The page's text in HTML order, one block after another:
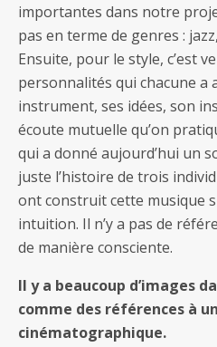
importantes dans notre
pas en terme de genres :
Ensuite, pour le style, c’est
personnalités qui chacune a
instrument, ses idées, son
écoute mutuelle qu’on
qui a donné aujourd’hui un
juste l’histoire de trois
ont construit cette musique
intuition. Il n’y a pas de
de manière consciente.
Il y a beaucoup d’images
comme des références à
cinématographique.